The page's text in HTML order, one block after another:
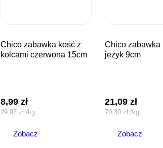
chico zabawka kość z
kolcami czerwona 15cm
8,99 zł
29,97 zł /kg
Zobacz
chico zabawka latex
jeżyk 9cm
21,09 zł
70,30 zł /kg
Zobacz